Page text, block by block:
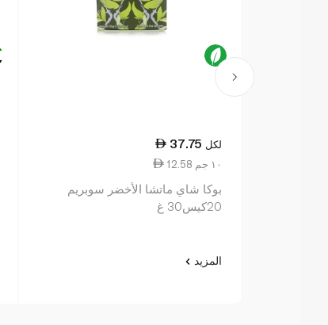
37.75 لكل
12.58 ١٠ جم
بوكا شاي ماتشا الأخضر سوبريم
20كيس30 غ
المزيد